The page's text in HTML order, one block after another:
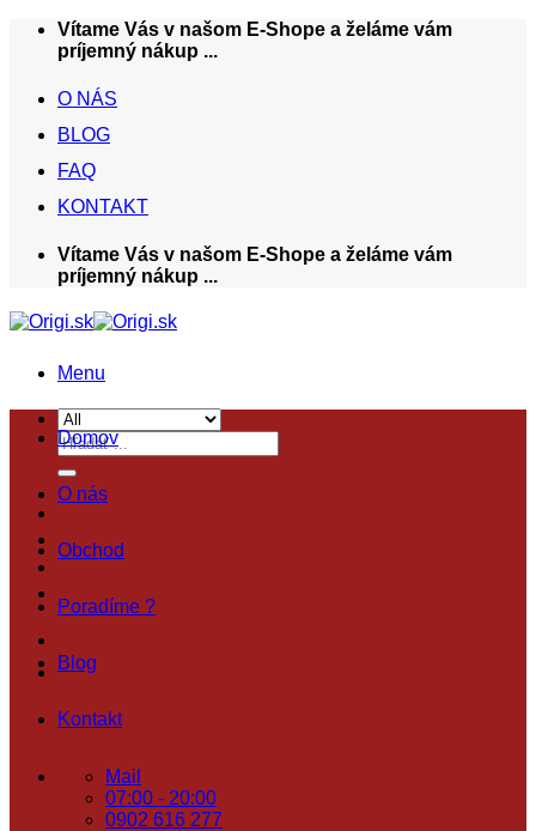
Skip
Vítame Vás v našom E-Shope a želáme vám
príjemný nákup ...
O NÁS
BLOG
FAQ
KONTAKT
Vítame Vás v našom E-Shope a želáme vám
príjemný nákup ...
Menu
Hľadať:
Domov
O nás
Obchod
Poradíme ?
Blog
Kontakt
Mail
07:00 - 20:00
0902 616 277